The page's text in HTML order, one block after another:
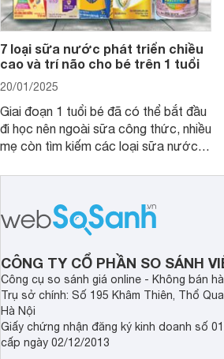
7 loại sữa nước phát triển chiều
cao và trí não cho bé trên 1 tuổi
20/01/2025
Giai đoạn 1 tuổi bé đã có thể bắt đầu
đi học nên ngoài sữa công thức, nhiều
mẹ còn tìm kiếm các loại sữa nước
trẻ. Dưới đây là 7 loại sữa nước phát
1 tuổi tốt mà mẹ bỉm nên lựa chọn.
CÔNG TY CỔ PHẦN SO SÁNH
Công cụ so sánh giá online - Không bán
Trụ sở chính: Số 195 Khâm Thiên, Thổ
Hà Nội
Giấy chứng nhận đăng ký kinh doanh số
cấp ngày 02/12/2013